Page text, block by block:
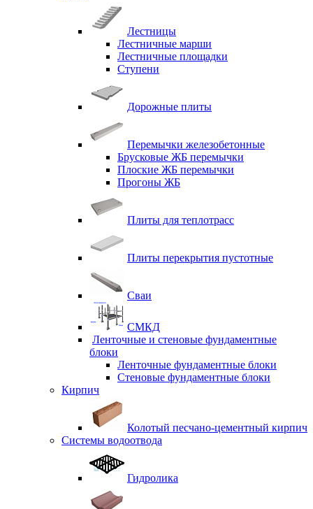
Лестницы
Лестничные марши
Лестничные площадки
Ступени
Дорожные плиты
Перемычки железобетонные
Брусковые ЖБ перемычки
Плоские ЖБ перемычки
Прогоны ЖБ
Плиты для теплотрасс
Плиты перекрытия пустотные
Сваи
СМКД
Ленточные и стеновые фундаментные
блоки
Ленточные фундаментные блоки
Стеновые фундаментные блоки
Кирпич
Колотый песчано-цементный кирпич
Системы водоотвода
Гидролика